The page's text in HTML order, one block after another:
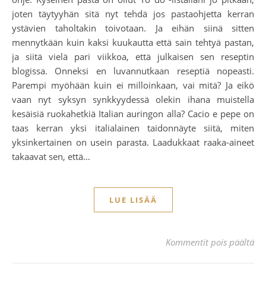
joten täytyyhän sitä nyt tehdä jos pastaohjetta kerran
ystävien taholtakin toivotaan. Ja eihän siinä sitten
mennytkään kuin kaksi kuukautta että sain tehtyä pastan,
ja siitä vielä pari viikkoa, että julkaisen sen reseptin
blogissa. Onneksi en luvannutkaan reseptiä nopeasti.
Parempi myöhään kuin ei milloinkaan, vai mitä? Ja eikö
vaan nyt syksyn synkkyydessä olekin ihana muistella
kesäisiä ruokahetkiä Italian auringon alla? Cacio e pepe on
taas kerran yksi italialainen taidonnäyte siitä, miten
yksinkertainen on usein parasta. Laadukkaat raaka-aineet
takaavat sen, että…
LUE LISÄÄ
Kommentit pois päältä